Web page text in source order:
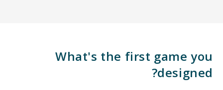
What's the first game you
designed?